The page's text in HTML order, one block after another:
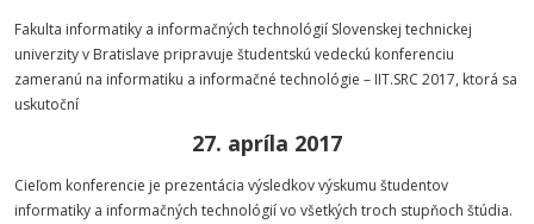
Fakulta informatiky a informačných technológií Slovenskej technickej
univerzity v Bratislave pripravuje študentskú vedeckú konferenciu
zameranú na informatiku a informačné technológie – IIT.SRC 2017, ktorá sa
uskutoční
27. apríla 2017
Cieľom konferencie je prezentácia výsledkov výskumu študentov
informatiky a informačných technológií vo všetkých troch stupňoch štúdia.